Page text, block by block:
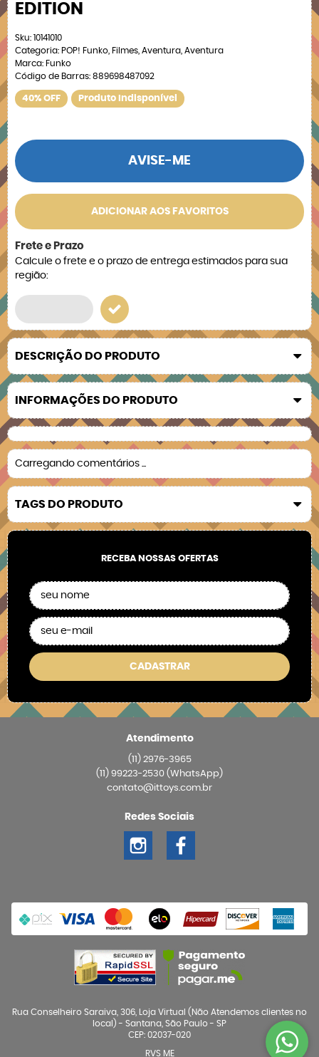
EDITION
Sku: 10141010
Categoria: POP! Funko Filmes Aventura Aventura
Marca: Funko
Código de Barras: 889698487092
40% OFF Produto Indisponível
AVISE-ME
ADICIONAR AOS FAVORITOS
Frete e Prazo
Calcule o frete e o prazo de entrega estimados para sua
região:
DESCRIÇÃO DO PRODUTO
INFORMAÇÕES DO PRODUTO
Carregando comentários ...
TAGS DO PRODUTO
RECEBA NOSSAS OFERTAS
CADASTRAR
Atendimento
(11)2976-3965
(11) 99223-2530 (WhatsApp)
contato@ittoys.com.br
Redes Sociais
Rua Conselheiro Saraiva, 306, Loja Virtual (Não Atendemos clientes no
local) - Santana, São Paulo - SP
CEP: 02037-020
RVS ME